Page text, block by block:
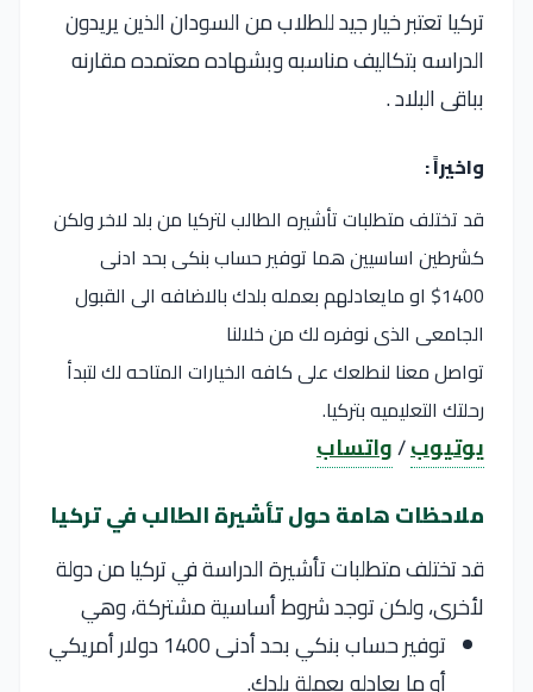
تركيا تعتبر خيار جيد للطلاب من السودان الذين يريدون
الدراسه بتكاليف مناسبه وبشهاده معتمده مقارنه
بباقى البلاد .
واخيراً :
قد تختلف متطلبات تأشيره الطالب لتركيا من بلد لاخر ولكن
كشرطين اساسيين هما توفير حساب بنكى بحد ادنى
1400$ او مايعادلهم بعمله بلدك بالاضافه الى القبول
الجامعى الذى نوفره لك من خلالنا
تواصل معنا لنطلعك على كافه الخيارات المتاحه لك لتبدأ
رحلتك التعليميه بتركيا.
يوتيوب/واتساب
ملاحظات هامة حول تأشيرة الطالب في تركيا
قد تختلف متطلبات تأشيرة الدراسة في تركيا من دولة
لأخرى، ولكن توجد شروط أساسية مشتركة، وهي
توفير حساب بنكي بحد أدنى 1400 دولار أمريكي
أو ما يعادله بعملة بلدك.